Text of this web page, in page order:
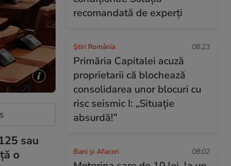
sau
o
recomandată de experți
Știri România 08:23
Primăria Capitalei acuză
proprietarii că blochează
consolidarea unor blocuri cu
risc seismic I: „Situație
absurdă!”
Bani și Afaceri 08:02